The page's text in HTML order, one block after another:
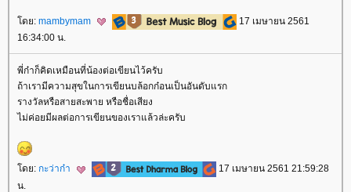
ดย: mambymam
17 เมษายน 2561
16:34:00 น.
พี่ก๋าก็คิดเหมือนที่น้องต่อเขียนไว้ครับ
ถ้าเรามีความสุขในการเขียนบล้อกก๋อนเป็นอันดับแรก
รางวัลหรือสายสะพาย หรือชื่อเสียง
ไม่ค่อยมีผลต่อการเขียนของเราแล้วล่ะครับ
ดย: กะว่าก๋า
17 เมษายน 2561 21:59:28
น.